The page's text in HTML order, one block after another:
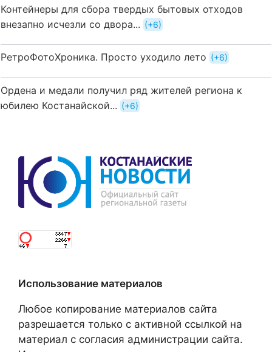
Контейнеры для сбора твердых бытовых отходов
внезапно исчезли со двора...
+6
РетроФотоХроника. Просто уходило лето +6
Ордена и медали получил ряд жителей региона к
юбилею Костанайской...
+6
Использование материалов
Любое копирование материалов сайта
разрешается только с активной ссылкой на
материал с согласия администрации сайта.